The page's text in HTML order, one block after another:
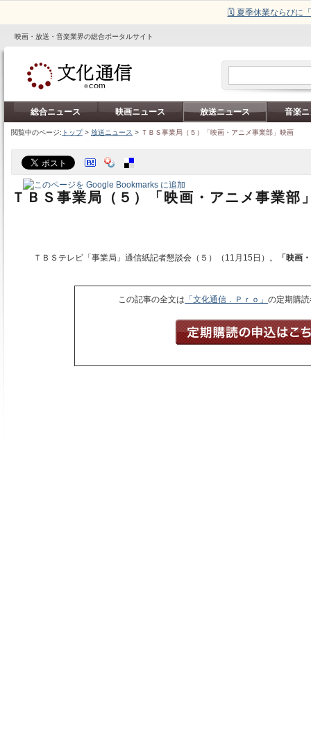
🗓️ 夏季休業ならびに
映画・放送・音楽業界の総合ポータルサイト
総合ニュース 映画ニュース 放送ニュース 音楽
閲覧中のページ: トップ> 放送ニュース > ＴＢＳ事業局（５）「映画・アニメ事業部」映画
ＴＢＳ事業局（５）「映画・アニメ事業部
ＴＢＳテレビ「事業局」通信紙記者懇談会（５）（11月15日）。 「映画
この記事の全文は 「文化通信．Ｐｒｏ」の定期購